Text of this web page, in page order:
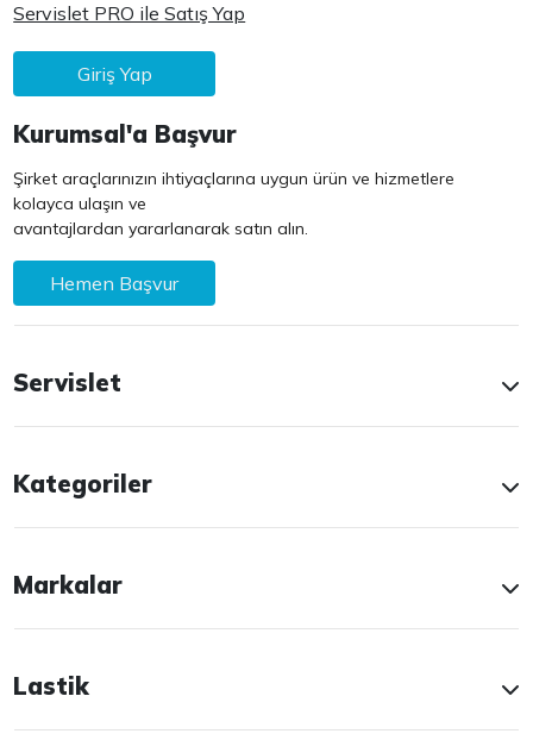
Servislet PRO ile Satış Yap
Giriş Yap
Kurumsal'a Başvur
Şirket araçlarınızın ihtiyaçlarına uygun ürün ve hizmetlere
kolayca ulaşın ve
avantajlardan yararlanarak satın alın.
Hemen Başvur
Servislet
Kategoriler
Markalar
Lastik